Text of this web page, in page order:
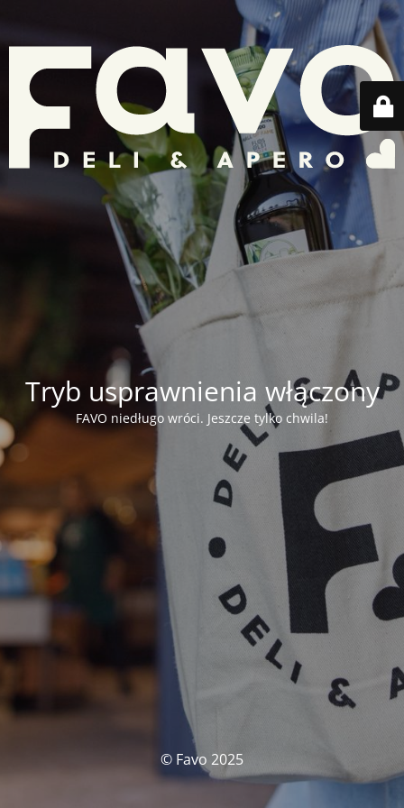
Tryb usprawnienia włączony
FAVO niedługo wróci. Jeszcze tylko chwila!
© Favo 2025